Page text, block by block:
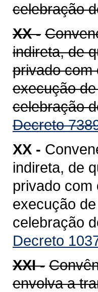
celebração
XX -
indireta, de
privado com
execução
celebração
Decreto
XX -
indireta, de
privado com
execução
celebração
Decreto
XXI -
envolva a